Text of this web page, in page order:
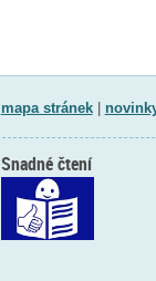
mapa stránek|
Snadné čtení